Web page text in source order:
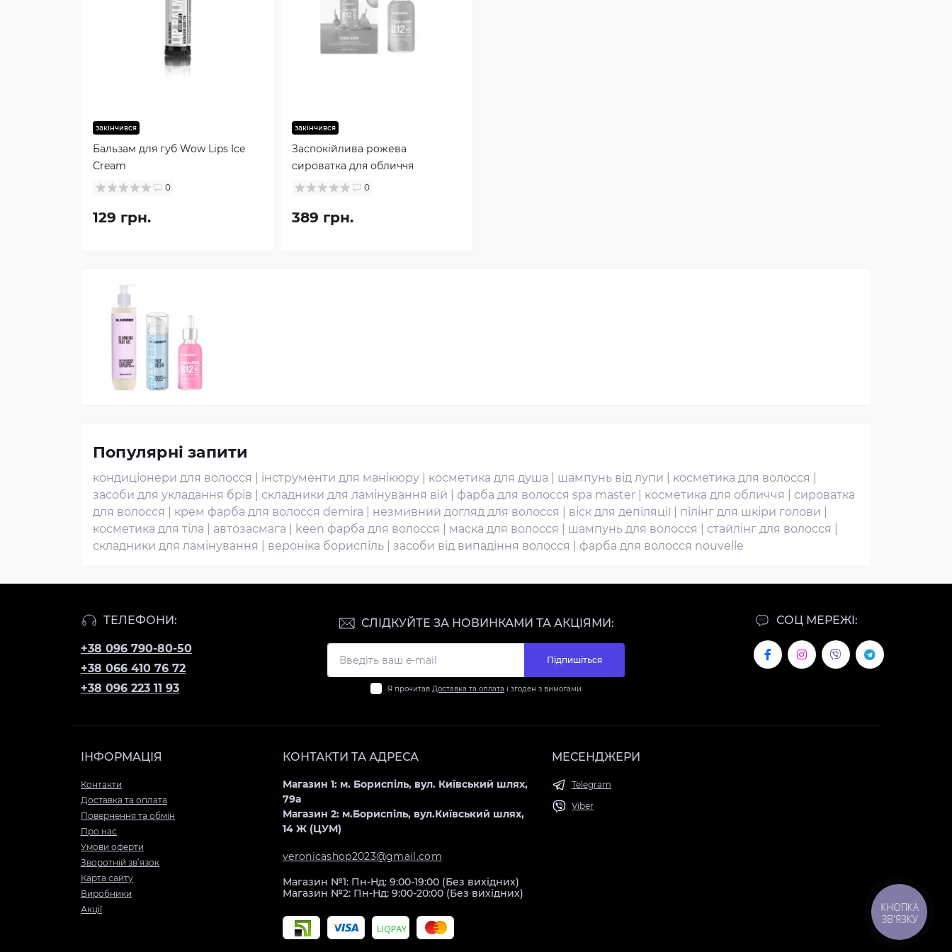
закінчився
Бальзам для губ Wow Lips Ice
Cream
0
129 грн.
закінчився
Заспокійлива рожева
сироватка для обличчя
Cobalamin B12 Mr.SCRUBBER,
0
389 грн.
Популярні запити
кондиціонери для волосся інструменти для манікюру косметика для душа шампунь від лупи косметика для волосся
засоби для укладання брів
складники для ламінування вій фарба для волосся spa master косметика для обличчя
сироватка
для волосся
крем фарба для волосся demira незмивний догляд для волосся віск для депіляції пілінг для шкіри голови
косметика для тіла
автозасмага keen фарба для волосся маска для волосся шампунь для волосся стайлінг для волосся
складники для ламінування
вероніка бориспіль засоби від випадіння волосся фарба для волосся nouvelle
ТЕЛЕФОНИ:
+38 096 790-80-50
+38 066 410 76 72
+38 096 223 11 93
СОЦ МЕРЕЖІ:
СЛІДКУЙТЕ ЗА НОВИНКАМИ ТА АКЦІЯМИ:
Підпишіться
Я прочитав Доставка та оплата і згоден з вимогами
ІНФОРМАЦІЯ
Контакти
Доставка та оплата
Повернення та обмін
Про нас
Умови оферти
Зворотній зв’язок
Карта сайту
Виробники
Акції
КОНТАКТИ ТА АДРЕСА
Магазин 1: м. Бориспіль, вул. Київський шлях,
79а
Магазин 2: м.Бориспіль, вул.Київський шлях,
14 Ж (ЦУМ)
veronicashop2023@gmail.com
Магазин №1: Пн-Нд: 9:00-19:00 (Без вихідних)
Магазин №2: Пн-Нд: 9:00-20:00 (Без вихідних)
МЕСЕНДЖЕРИ
Telegram
Viber
КНОПКА
ЗВ'ЯЗКУ